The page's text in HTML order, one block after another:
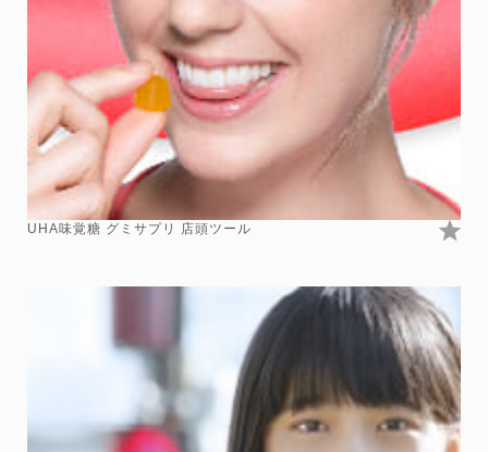
UHA味覚糖 グミサプリ 店頭ツール